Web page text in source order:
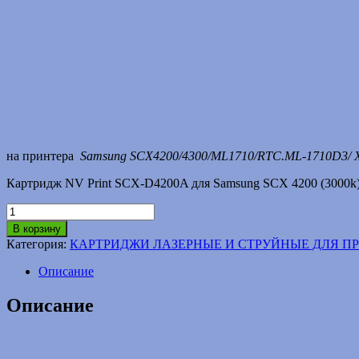
на принтера Samsung SCX4200/4300/ML1710/RTC.ML-1710D3/
Картридж NV Print SCX-D4200A для Samsung SCX 4200
Количество
товара
Картридж
Samsung
4200/1710
(совместимый)
В корзину
Категория: КАРТРИДЖИ ЛАЗЕРНЫЕ И СТРУЙНЫЕ ДЛЯ
Описание
Описание